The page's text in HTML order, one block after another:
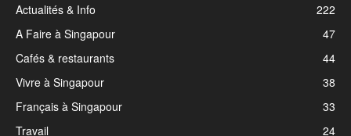
Actualités & Info
222
A Faire à Singapour
47
Cafés & restaurants
44
Vivre à Singapour
38
Français à Singapour
33
Travail
24